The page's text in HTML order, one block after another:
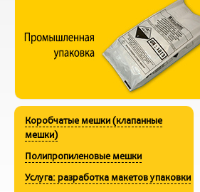
Коробчатые мешки (клапанные
мешки)
Полипропиленовые мешки
Услуга: разработка макетов упаковки